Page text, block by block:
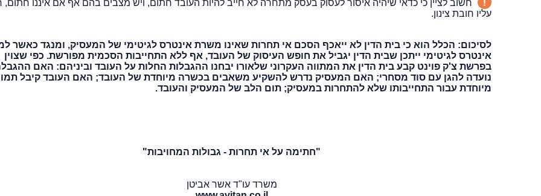
חשוב לציין כי כדאי שיהיה איסור לעסוק בעסק מתחרה לא חייב להיות העובד חתום, ויש מצבים בהם אף אם איננו חתום,
עליו חובת צינון.
לסיכום: הכלל הוא כי בית הדין לא ייאכף הסכם אי תחרות שאינו משרת אינטרס לגיטימי של המעסיק, ומנגד כאשר
אינטרס לגיטימי ייתכן שבית הדין יגביל את חופש העיסוק של העובד, אף ללא התחייבות הסכמית מפורשת. כפי שצוין
בפרשת צ'ק פוינט קבע בית הדין את המתווה העקרוני שלאורו יבחנו ההגבלות החלות על העובד וביניהם: האם
נועדה להגן עם סוד מסחרי; האם המעסיק נדרש להשקיע משאבים בכשרה מיוחדת של העובד; האם העובד קיבל
מיוחדת עבור התחייבותו שלא להתחרות במעסיק; תום הלב של המעסיק והעובד.
"חתימה על אי תחרות - גבולות המחויבות"
משרד עו"ד אשר אביטן